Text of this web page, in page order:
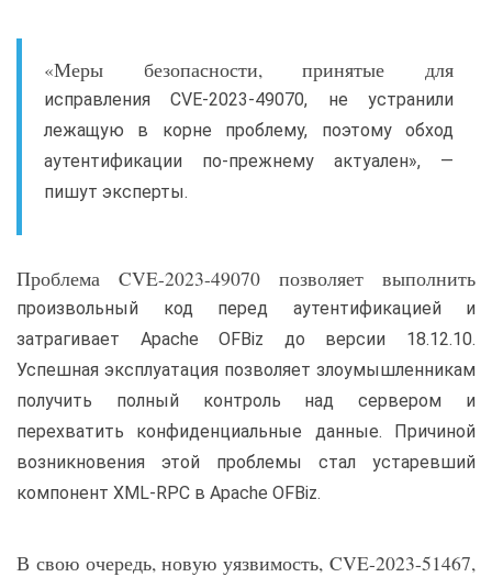
«Меры безопасности, принятые для
исправления CVE-2023-49070, не устранили
лежащую в корне проблему, поэтому обход
аутентификации по-прежнему актуален», —
пишут эксперты.
Проблема CVE-2023-49070 позволяет выполнить
произвольный код перед аутентификацией и
затрагивает Apache OFBiz до версии 18.12.10.
Успешная эксплуатация позволяет злоумышленникам
получить полный контроль над сервером и
перехватить конфиденциальные данные. Причиной
возникновения этой проблемы стал устаревший
компонент XML-RPC в Apache OFBiz.
В свою очередь, новую уязвимость, CVE-2023-51467,